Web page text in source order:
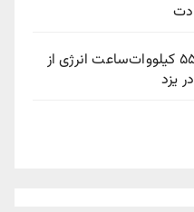
احصا دو میلیون و ۵۰۹ هزار و ۵۵۰ کیلووات‌ساعت انرژی از
یزد